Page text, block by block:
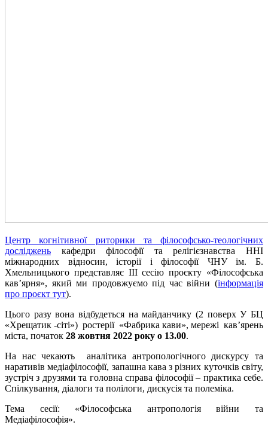
Центр когнітивної риторики та філософсько-теологічних
досліджень кафедри філософії та релігієзнавства ННІ
міжнародних відносин, історії і філософії ЧНУ ім. Б.
Хмельницького представляє ІІІ сесію проєкту «Філософська
кав’ярня», який ми продовжуємо під час війни (інформація
про проєкт тут).
Цього разу вона відбудеться на майданчику (2 поверх У БЦ
«Хрещатик -сіті») ростерії «Фабрика кави», мережі кав’ярень
міста, початок 28 жовтня 2022 року о 13.00.
На нас чекають аналітика антропологічного дискурсу та
наративів медіафілософії, запашна кава з різних куточків світу,
зустріч з друзями та головна справа філософії – практика себе.
Спілкування, діалоги та полілоги, дискусія та полеміка.
Тема сесії: «Філософська антропологія війни та
Медіафілософія».